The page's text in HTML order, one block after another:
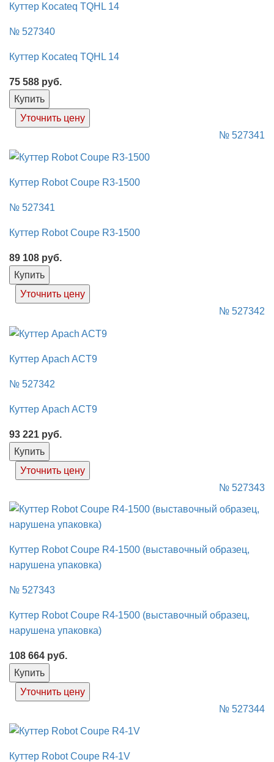
Куттер Kocateq TQHL 14
№ 527340
Куттер Kocateq TQHL 14
75 588 руб.
Купить
Уточнить цену
№ 527341
Куттер Robot Coupe R3-1500
№ 527341
Куттер Robot Coupe R3-1500
89 108 руб.
Купить
Уточнить цену
№ 527342
Куттер Apach ACT9
№ 527342
Куттер Apach ACT9
93 221 руб.
Купить
Уточнить цену
№ 527343
Куттер Robot Coupe R4-1500 (выставочный образец,
нарушена упаковка)
№ 527343
Куттер Robot Coupe R4-1500 (выставочный образец,
нарушена упаковка)
108 664 руб.
Купить
Уточнить цену
№ 527344
Куттер Robot Coupe R4-1V